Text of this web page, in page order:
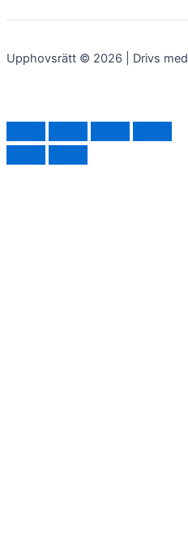
Upphovsrätt © 2026 | Drivs med